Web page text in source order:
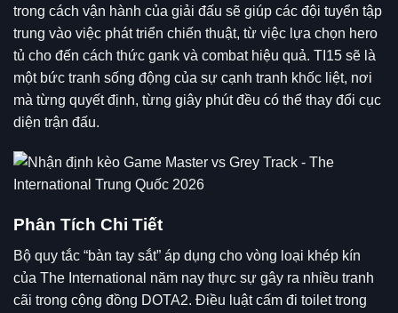
trong cách vận hành của giải đấu sẽ giúp các đội tuyển tập
trung vào việc phát triển chiến thuật, từ việc lựa chọn hero
tủ cho đến cách thức gank và combat hiệu quả. TI15 sẽ là
một bức tranh sống động của sự cạnh tranh khốc liệt, nơi
mà từng quyết định, từng giây phút đều có thể thay đổi cục
diện trận đấu.
Phân Tích Chi Tiết
Bộ quy tắc “bàn tay sắt” áp dụng cho vòng loại khép kín
của The International năm nay thực sự gây ra nhiều tranh
cãi trong cộng đồng DOTA2. Điều luật cấm đi toilet trong